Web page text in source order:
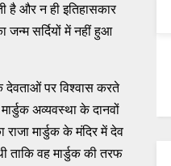
है और न ही इतिहासकार
जन्म सर्दियों में नहीं हुआ
देवताओं पर विश्वास करते
अव्यवस्था के दानवों
राजा मार्डुक के मंदिर में देव
ताकि वह मार्डुक की तरफ